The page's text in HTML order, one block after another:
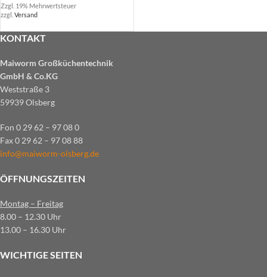
Zzgl. 19% Mehrwertsteuer
zzgl. Versand
KONTAKT
Maiworm Großküchentechnik
GmbH & Co.KG
Weststraße 3
59939 Olsberg
Fon 0 29 62 – 97 08 0
Fax 0 29 62 – 97 08 88
info@maiworm-olsberg.de
ÖFFNUNGSZEITEN
Montag – Freitag
8.00 – 12.30 Uhr
13.00 – 16.30 Uhr
WICHTIGE SEITEN